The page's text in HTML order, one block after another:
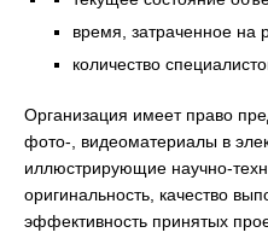
время, затраченное на
количество
Организация имеет право
фото-, видеоматериалы в
иллюстрирующие научно-
оригинальность, качество
эффективность принятых